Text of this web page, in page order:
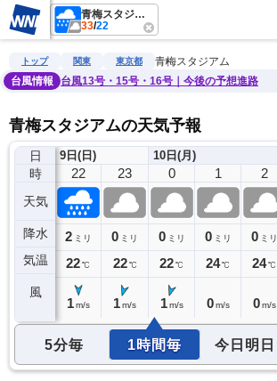
青梅スタジアム
33/22
雨雲レーダー 台風情報 地震情報
トップ 関東 東京都
青梅スタジアム
台風情報
台風13号・15号・16号｜今後の予想進路
青梅スタジアムの天気予報
日
時
天気
降水
気温
風
9日(日)
21
2ミリ
22℃
22
2 ミリ
22℃
1 m/s
23
0 ミリ
22 ℃
1m/s
10日(月)
0
0 ミリ
22℃
1 m/s
1
0 ミリ
24℃
0 m/s
2
0 ミリ
24℃
0 m/s
5分毎 1時間毎 今日明日